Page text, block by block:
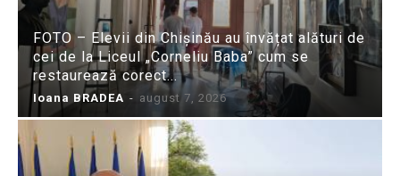
FOTO – Elevii din Chișinău au învățat alături de
cei de la Liceul „Corneliu Baba” cum se
restaurează corect...
Ioana BRADEA - august 7, 2026